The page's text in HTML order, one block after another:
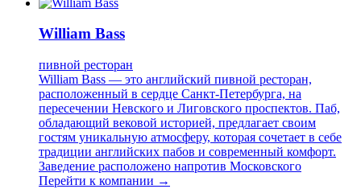
William Bass
пивной ресторан
William Bass — это английский пивной ресторан,
расположенный в сердце Санкт-Петербурга, на
пересечении Невского и Лиговского проспектов. Паб,
обладающий вековой историей, предлагает своим
гостям уникальную атмосферу, которая сочетает в себе
традиции английских пабов и современный комфорт.
Заведение расположено напротив Московского
Перейти к компании →